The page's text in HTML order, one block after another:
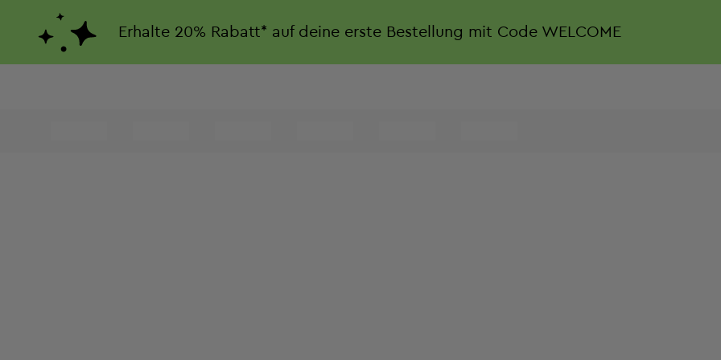
Erhalte 20% Rabatt* auf deine erste Bestellung mit Code WELCOME